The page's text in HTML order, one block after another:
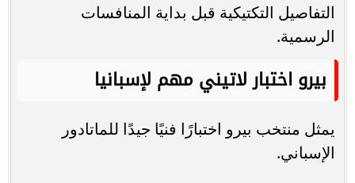
التفاصيل التكتيكية قبل بداية المنافسات
الرسمية.
بيرو اختبار لاتيني مهم لإسبانيا
يمثل منتخب بيرو اختبارًا فنيًا جيدًا للماتادور
الإسباني.